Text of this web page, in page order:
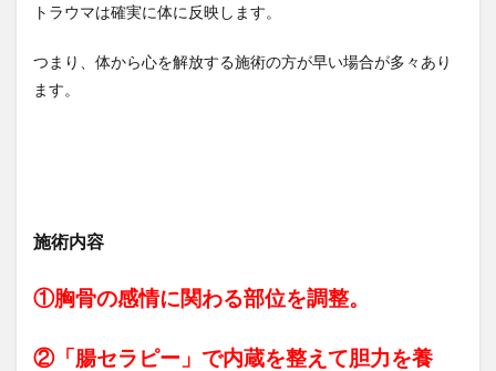
トラウマは確実に体に反映します。
つまり、体から心を解放する施術の方が早い場合が多々あり
ます。
施術内容
①胸骨の感情に関わる部位を調整。
②「腸セラピー」で内蔵を整えて胆力を養